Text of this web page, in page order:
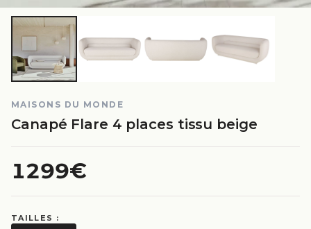
MAISONS DU MONDE
Canapé Flare 4 places tissu beige
1299€
TAILLES :